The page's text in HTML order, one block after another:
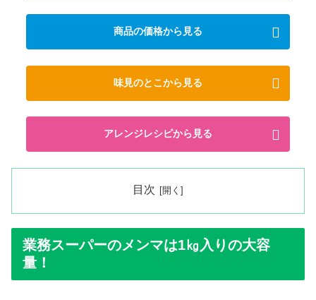
商品の価格から見る
味見のとこから見る
アレンジレシピから見る
目次
業務スーパーのメンマは1㎏入りの大容
量！